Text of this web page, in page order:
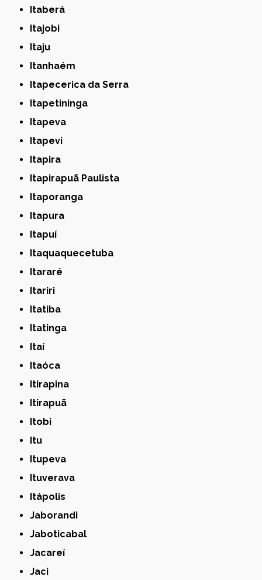
Itaberá
Itajobi
Itaju
Itanhaém
Itapecerica da Serra
Itapetininga
Itapeva
Itapevi
Itapira
Itapirapuã Paulista
Itaporanga
Itapura
Itapuí
Itaquaquecetuba
Itararé
Itariri
Itatiba
Itatinga
Itaí
Itaóca
Itirapina
Itirapuã
Itobi
Itu
Itupeva
Ituverava
Itápolis
Jaborandi
Jaboticabal
Jacareí
Jaci